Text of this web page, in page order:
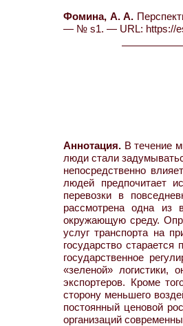
Фомина, А. А.
— № s1. — URL: https://
Аннотация. В течение
люди стали
непосредственно
людей предпочитает
перевозки в
рассмотрена одна из
окружающую среду.
услуг транспорта на
государство
государственное
«зеленой» логистики,
экспортеров. Кроме
сторону меньшего
постоянный ценовой
организаций